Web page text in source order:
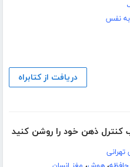
به نفس
دریافت از کتابراه
کنترل ذهن خود را روشن کنید